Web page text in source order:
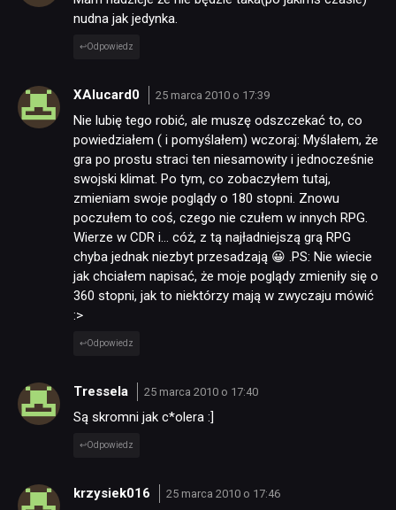
nudna jak jedynka.
Odpowiedz
XAlucard0 25 marca 2010 o 17:39
Nie lubię tego robić, ale muszę odszczekać to, co
powiedziałem ( i pomyślałem) wczoraj: Myślałem, że
gra po prostu straci ten niesamowity i jednocześnie
swojski klimat. Po tym, co zobaczyłem tutaj,
zmieniam swoje poglądy o 180 stopni. Znowu
poczułem to coś, czego nie czułem w innych RPG.
Wierze w CDR i… cóż, z tą najładniejszą grą RPG
chyba jednak niezbyt przesadzają 😀 .PS: Nie wiecie
jak chciałem napisać, że moje poglądy zmieniły się o
360 stopni, jak to niektórzy mają w zwyczaju mówić
:>
Odpowiedz
Tressela 25 marca 2010 o 17:40
Są skromni jak c*olera :]
Odpowiedz
krzysiek016 25 marca 2010 o 17:46